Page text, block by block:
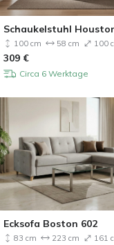
Schaukelstuhl
100 cm 58 cm 100
309 €
Circa 6 Werktage
Ecksofa Boston 602
83 cm 223 cm 161